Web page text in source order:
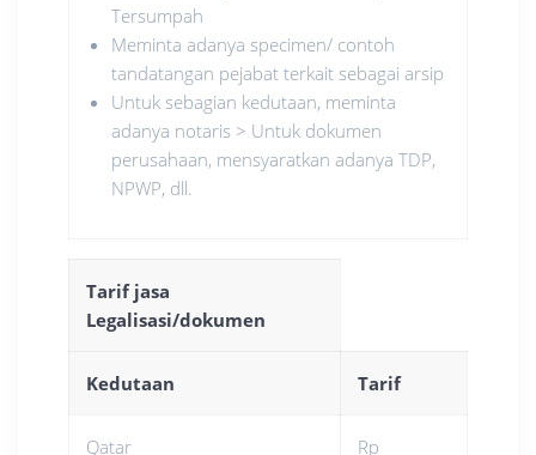
Tersumpah
Meminta adanya specimen/ contoh
tandatangan pejabat terkait sebagai arsip
Untuk sebagian kedutaan, meminta
adanya notaris > Untuk dokumen
perusahaan, mensyaratkan adanya TDP,
NPWP, dll.
Tarif jasa
Legalisasi/dokumen
Kedutaan Tarif
Qatar Rp